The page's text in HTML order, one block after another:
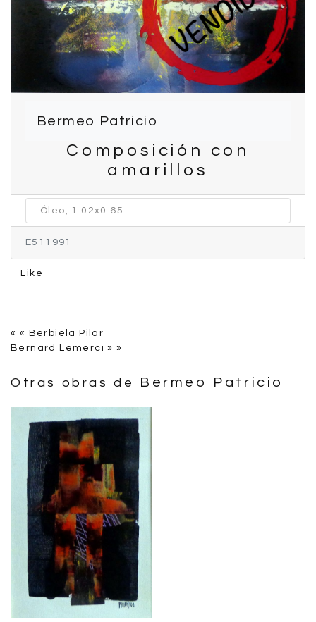
Bermeo Patricio
Composición con
amarillos
Óleo, 1.02x0.65
E511991
Like
« « Berbiela Pilar
Bernard Lemerci » »
Otras obras de Bermeo Patricio